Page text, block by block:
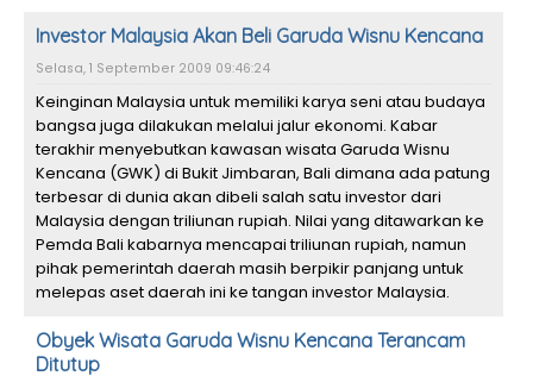
Investor Malaysia Akan Beli Garuda Wisnu Kencana
Selasa, 1 September 2009 09:46:24
Keinginan Malaysia untuk memiliki karya seni atau budaya
bangsa juga dilakukan melalui jalur ekonomi. Kabar
terakhir menyebutkan kawasan wisata Garuda Wisnu
Kencana (GWK) di Bukit Jimbaran, Bali dimana ada patung
terbesar di dunia akan dibeli salah satu investor dari
Malaysia dengan triliunan rupiah. Nilai yang ditawarkan ke
Pemda Bali kabarnya mencapai triliunan rupiah, namun
pihak pemerintah daerah masih berpikir panjang untuk
melepas aset daerah ini ke tangan investor Malaysia.
Obyek Wisata Garuda Wisnu Kencana Terancam
Ditutup